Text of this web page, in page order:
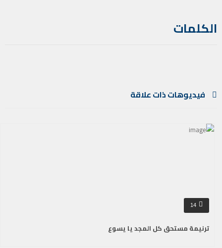
الكلمات
فيديوهات ذات علاقة
14
ترنيمة مستحق كل المجد يا يسوع